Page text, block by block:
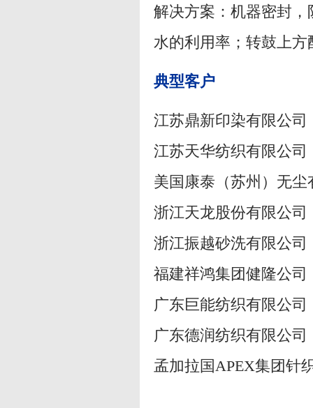
解决方案：机器密封
水的利用率；转鼓上
典型客户
江苏鼎新印染有
江苏天华纺织有
美国康泰（苏州）
浙江天龙股份有
浙江振越砂洗有
福建祥鸿集团健
广东巨能纺织有
广东德润纺织有
孟加拉国APEX集团